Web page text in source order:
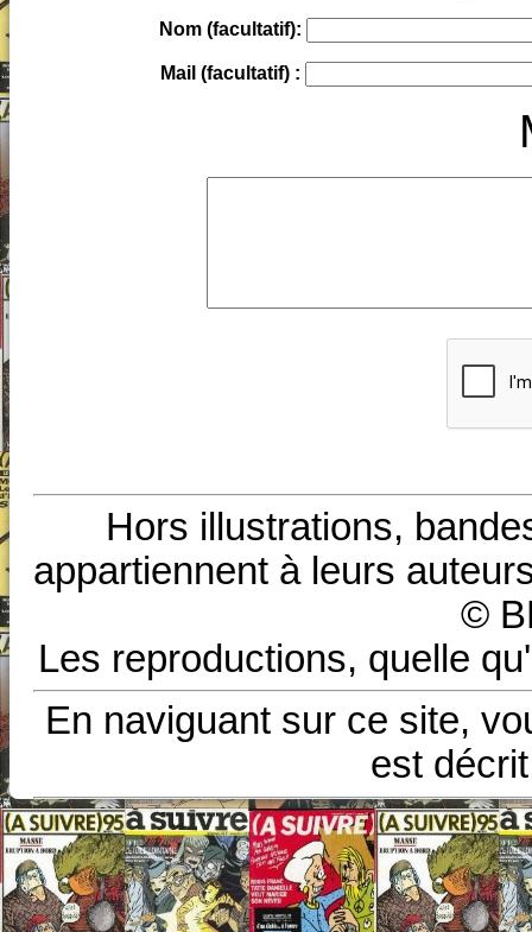
Nom (facultatif):
Mail (facultatif) :
Hors illustrations,
appartiennent à leurs
©
Les reproductions, quelle
En naviguant sur ce site,
est